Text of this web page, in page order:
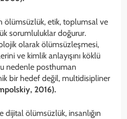
ölümsüzlük, etik, toplumsal ve
sorumluluklar doğurur.
olarak ölümsüzleşmesi,
ve kimlik anlayışını köklü
nedenle posthuman
bir hedef değil, multidisipliner
2016).
dijital ölümsüzlük, insanlığın